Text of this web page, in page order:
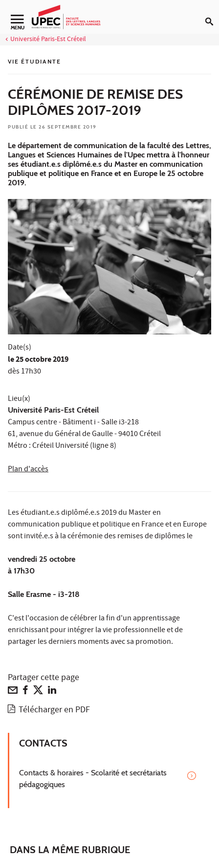
Aller au contenu
Navigation secondaire
MENU
Université Paris-Est Créteil
VIE ÉTUDIANTE
CÉRÉMONIE DE REMISE DES
DIPLÔMES 2017-2019
PUBLIÉ LE 26 SEPTEMBRE 2019
Le département de communication de la faculté des Lettres,
Langues et Sciences Humaines de l'Upec mettra à l'honneur
ses étudiant.e.s diplômé.e.s du Master en communication
publique et politique en France et en Europe le 25 octobre
2019.
Date(s)
le25 octobre 2019
dès 17h30
Lieu(x)
Université Paris-Est Créteil
Campus centre - Bâtiment i - Salle i3-218
61, avenue du Général de Gaulle - 94010 Créteil
Métro : Créteil Université (ligne 8)
Plan d'accès
Les étudiant.e.s diplômé.e.s 2019 du Master en
communication publique et politique en France et en Europe
sont invité.e.s à la cérémonie des remises de diplômes le
vendredi 25 octobre
à 17h30
Salle Erasme - i3-218
C'est l'occasion de célébrer la fin d'un apprentissage
enrichissant pour intégrer la vie professionnelle et de
partager les derniers moments avec sa promotion.
Partager cette page
Télécharger en PDF
CONTACTS
Contacts & horaires - Scolarité et secrétariats
pédagogiques
DANS LA MÊME RUBRIQUE